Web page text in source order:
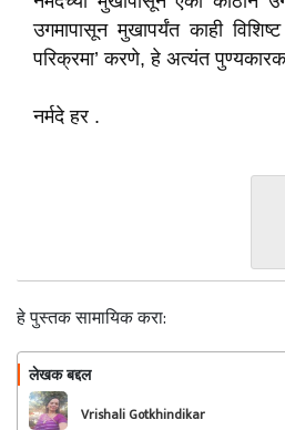
उगमापासून मुखापर्यंत काही
परिक्रमा’ करणे, हे अत्यंत
नर्मदे हर .
हे पुस्तक सामायिक करा:
लेखक बद्दल
Vrishali Gotkhindikar